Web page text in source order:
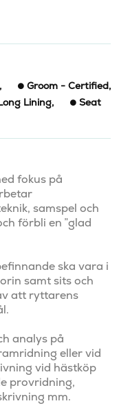
, Groom - Certified,
Lining,
Seat
fokus på
samspel och
förbli en ”glad
ska vara i
samt sits och
att ryttarens
analys på
eller vid
vid hästköp
provridning,
mm.